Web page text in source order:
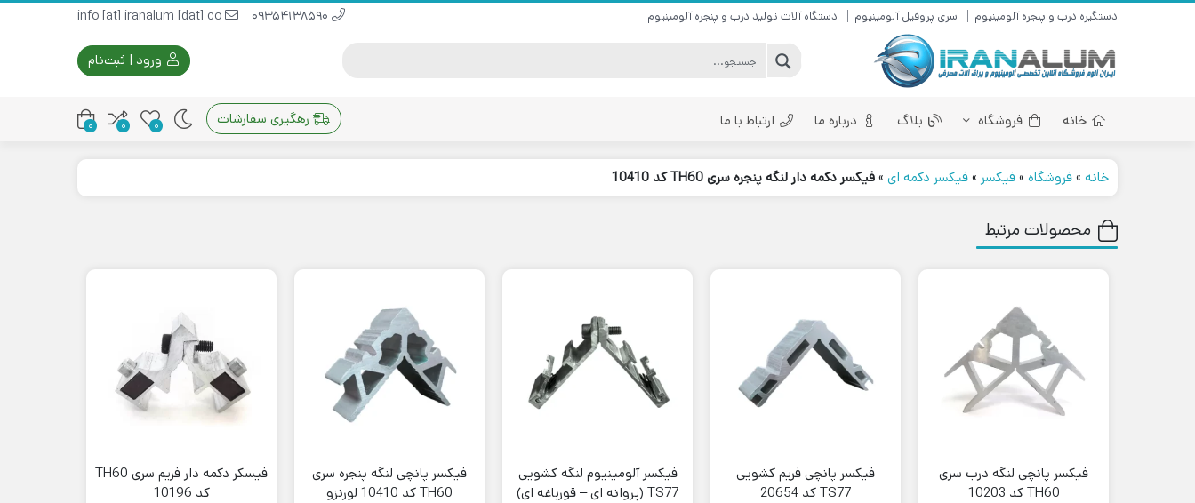
دستگیره درب و پنجره آلومینیوم سری پروفیل آلومینیوم دستگاه آلات تولید درب و پنجره آلومینیوم
خانه فروشگاه بلاگ درباره ما ارتباط با ما رهگیری سفارشات 0
0
0
خانه »فروشگاه »فیکسر »فیکسر دکمه ای »فیکسر دکمه دار لنگه پنجره سری TH60 کد 10410
محصولات مرتبط
فیکسر پانچی لنگه درب سری
TH60 کد 10203
فیکسر پانچی فریم کشویی
TS77 کد 20654
فیکسر آلومینیوم لنگه کشویی
TS77 (پروانه ای – قورباغه ای)
فیکسر پانچی لنگه پنجره سری
TH60 کد 10410 لورنزو
فیسکر دکمه دار فریم سری TH60
کد 10196